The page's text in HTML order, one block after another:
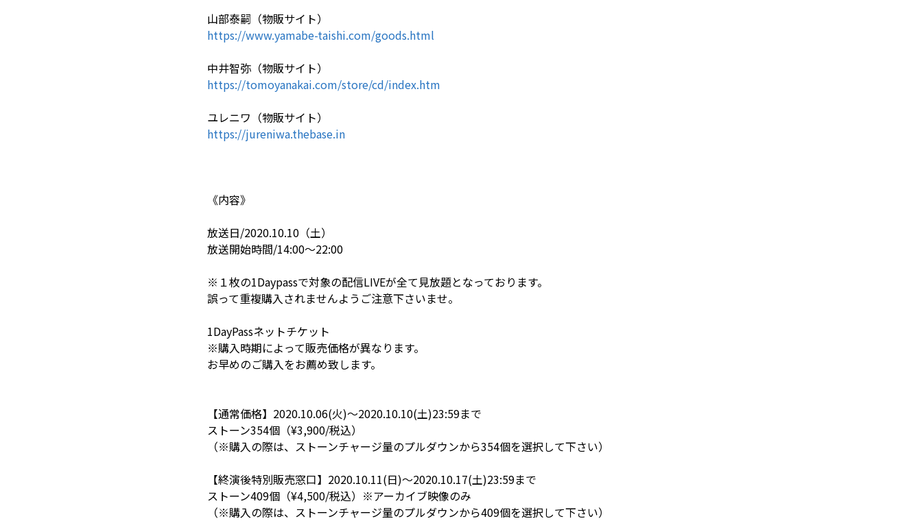
山部泰嗣（物販サイト）
https://www.yamabe-taishi.com/goods.html
中井智弥（物販サイト）
https://tomoyanakai.com/store/cd/index.htm
ユレニワ（物販サイト）
https://jureniwa.thebase.in
《内容》
放送日/2020.10.10（土）
放送開始時間/14:00〜22:00
※１枚の1Daypassで対象の配信LIVEが全て見放題となっております。
誤って重複購入されませんようご注意下さいませ。
1DayPassネットチケット
※購入時期によって販売価格が異なります。
お早めのご購入をお薦め致します。
【通常価格】2020.10.06(火)〜2020.10.10(土)23:59まで
ストーン354個（¥3,900/税込）
（※購入の際は、ストーンチャージ量のプルダウンから354個を選択して下さい）
【終演後特別販売窓口】2020.10.11(日)〜2020.10.17(土)23:59まで
ストーン409個（¥4,500/税込）※アーカイブ映像のみ
（※購入の際は、ストーンチャージ量のプルダウンから409個を選択して下さい）